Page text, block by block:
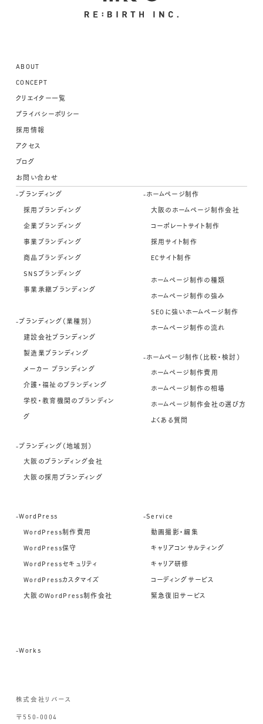
ABOUT
CONCEPT
クリエイター一覧
プライバシーポリシー
採用情報
アクセス
ブログ
お問い合わせ
-ブランディング
採用ブランディング
企業ブランディング
事業ブランディング
商品ブランディング
SNSブランディング
事業承継ブランディング
-ブランディング（業種別）
建設会社ブランディング
製造業ブランディング
メーカー ブランディング
介護・福祉のブランディング
学校・教育機関のブランディン
グ
-ブランディング（地域別）
大阪のブランディング会社
大阪の採用ブランディング
-ホームページ制作
大阪のホームページ制作会社
コーポレートサイト制作
採用サイト制作
ECサイト制作
ホームページ制作の種類
ホームページ制作の強み
SEOに強いホームページ制作
ホームページ制作の流れ
-ホームページ制作（比較・検討）
ホームページ制作費用
ホームページ制作の相場
ホームページ制作会社の選び方
よくある質問
-WordPress
WordPress制作費用
WordPress保守
WordPressセキュリティ
WordPressカスタマイズ
大阪のWordPress制作会社
-Service
動画撮影・編集
キャリアコンサルティング
キャリア研修
コーディングサービス
緊急復旧サービス
-Works
株式会社リバース
〒550-0004